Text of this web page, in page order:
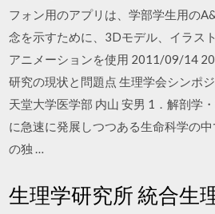
フォン用のアプリは、学部学生用の
念を示すために、3Dモデル、イラス
アニメーションを使用 2011/09/14
研究の現状と問題点 生理学会シンポ
天堂大学医学部 内山 安男 1．解剖学
に急速に発展しつつある生命科学の
の独 …
生理学研究所 統合生